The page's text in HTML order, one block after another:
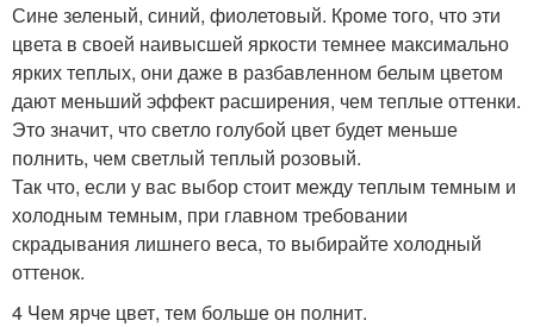
Сине зеленый, синий, фиолетовый. Кроме того, что эти
цвета в своей наивысшей яркости темнее максимально
ярких теплых, они даже в разбавленном белым цветом
дают меньший эффект расширения, чем теплые оттенки.
Это значит, что светло голубой цвет будет меньше
полнить, чем светлый теплый розовый.
Так что, если у вас выбор стоит между теплым темным и
холодным темным, при главном требовании
скрадывания лишнего веса, то выбирайте холодный
оттенок.
4 Чем ярче цвет, тем больше он полнит.